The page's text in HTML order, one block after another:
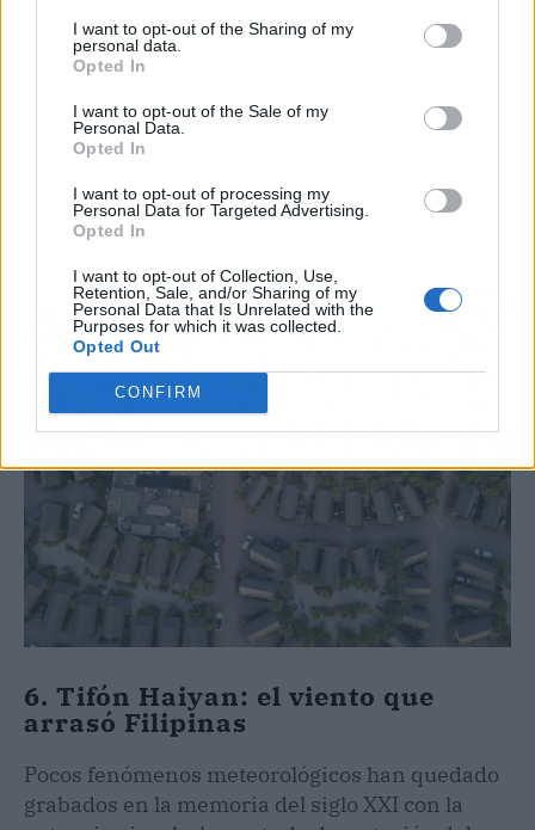
I want to opt-out of the Sharing of my
personal data.
Opted In
I want to opt-out of the Sale of my
Personal Data.
Opted In
I want to opt-out of processing my
Personal Data for Targeted Advertising.
Opted In
I want to opt-out of Collection, Use,
Retention, Sale, and/or Sharing of my
Personal Data that Is Unrelated with the
Purposes for which it was collected.
Opted Out
CONFIRM
solo pudieron escapar trepando a los tejados
mientras la tormenta rugía con vientos
tocar tierra, Washi se debilitó ligeramente al
cruzar Mindanao, pero se regeneró en el mar de
día siguiente, completando un dramático
periplo de destrucción.
6. Tifón Haiyan: el viento que
arrasó Filipinas
Pocos fenómenos meteorológicos han quedado
grabados en la memoria del siglo XXI con la